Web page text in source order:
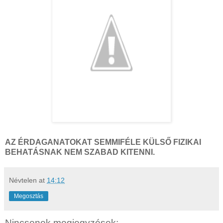
AZ ÉRDAGANATOKAT SEMMIFÉLE KÜLSŐ FIZIKAI
BEHATÁSNAK NEM SZABAD KITENNI.
Névtelen at 14:12
Megosztás